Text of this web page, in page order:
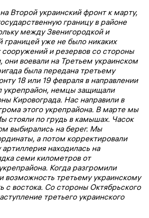
Второй украинский фронт к марту,
границу в районе
между Звенигородкой и
границей уже не было никаких
и резервов со стороны
воевали на Третьем украинском
была передана третьему
18 или 19 февраля в направлении
укрепрайон, немцы защищали
Кировограда. Нас направили в
этого укрепрайона. В марте мы
стояли по грудь в камышах. Часок
выбирались на берег. Мы
а потом корректировали
артиллерия находилась на
семи километров от
Когда разгромили
возможность третьему украинскому
с востока. Со стороны Октябрьского
третьего украинского